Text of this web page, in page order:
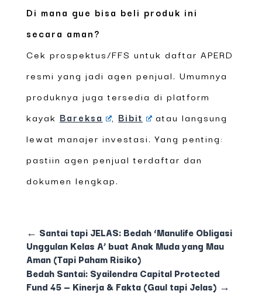
Di mana gue bisa beli produk ini
secara aman?
Cek prospektus/FFS untuk daftar APERD
resmi yang jadi agen penjual. Umumnya
produknya juga tersedia di platform
kayak Bareksa Bibit
atau langsung
lewat manajer investasi. Yang penting:
pastiin agen penjual terdaftar dan
dokumen lengkap.
← Santai tapi JELAS: Bedah ‘Manulife Obligasi
Unggulan Kelas A’ buat Anak Muda yang Mau
Aman (Tapi Paham Risiko)
Bedah Santai: Syailendra Capital Protected
Fund 45 — Kinerja & Fakta (Gaul tapi Jelas) →